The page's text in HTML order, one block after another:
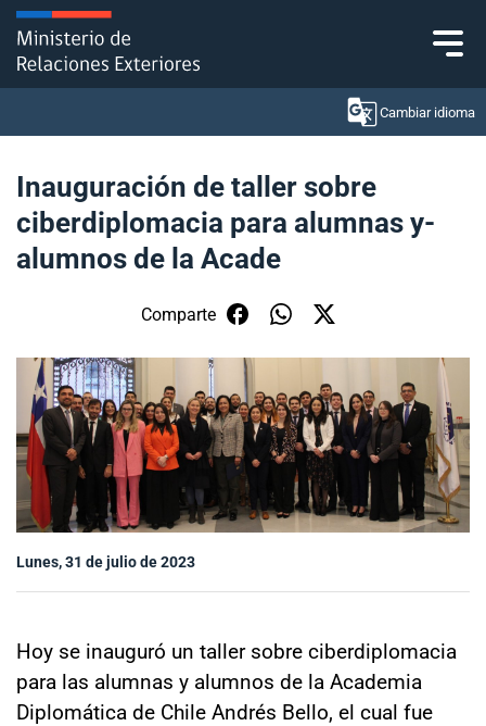
Click acá para ir directamente al contenido
Cambiar idioma
Ministerio
Política Exterior
Embajadas y consulados
Servicios ciudadanos
Subsecretaría de Relaciones Económicas
Internacionales
Sala de prensa
Inauguración de taller sobre
ciberdiplomacia para alumnas y-
alumnos de la Acade
Comparte
Lunes, 31 de julio de 2023
Hoy se inauguró un taller sobre ciberdiplomacia
para las alumnas y alumnos de la Academia
Diplomática de Chile Andrés Bello, el cual fue